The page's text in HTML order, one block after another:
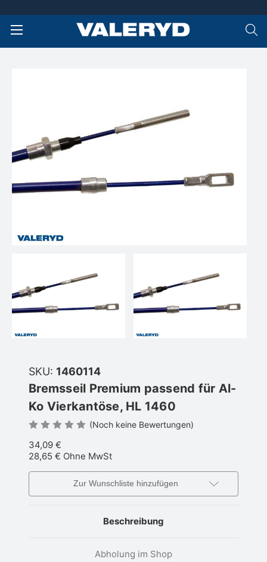
SKU: 1460114
Bremsseil Premium passend für Al-
Ko Vierkantöse, HL 1460
(Noch keine Bewertungen)
34,09 €
28,65 € Ohne MwSt
Zur Wunschliste hinzufügen
Beschreibung
Abholung im Shop